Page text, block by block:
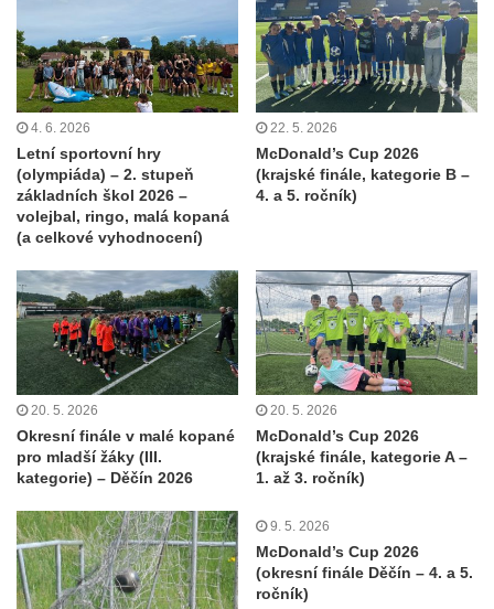
4. 6. 2026
Letní sportovní hry
(olympiáda) – 2. stupeň
základních škol 2026 –
volejbal, ringo, malá kopaná
(a celkové vyhodnocení)
22. 5. 2026
McDonald’s Cup 2026
(krajské finále, kategorie B –
4. a 5. ročník)
20. 5. 2026
Okresní finále v malé kopané
pro mladší žáky (III.
kategorie) – Děčín 2026
20. 5. 2026
McDonald’s Cup 2026
(krajské finále, kategorie A –
1. až 3. ročník)
9. 5. 2026
McDonald’s Cup 2026
(okresní finále Děčín – 4. a 5.
ročník)